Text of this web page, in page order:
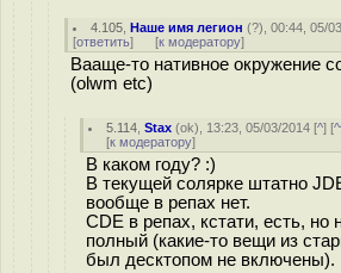
4.105 ,Наше имя легион (?), 00:44, 05/
[ответить] [к модератору]
Вааще-то нативное окружение
(olwm etc)
5.114 ,Stax (ok), 13:23, 05/03/2014 [^] [
[к модератору]
В каком году? :)
В текущей солярке штатно
вообще в репах нет.
CDE в репах, кстати, есть, но
полный (какие-то вещи из
был десктопом не включены).